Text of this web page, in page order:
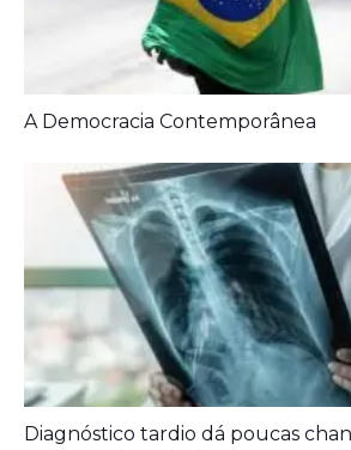
A Democracia Contemporânea
Diagnóstico tardio dá poucas